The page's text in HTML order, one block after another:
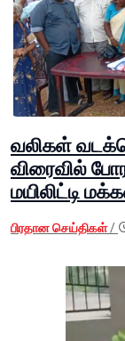
வலிகள்
விரைவில்
மயிலிட்டி
பிரதான செய்திகள்/